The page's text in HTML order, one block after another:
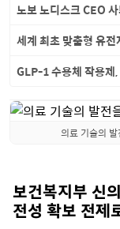
노보 노디스크 CEO
세계 최초 맞춤형 유
GLP-1 수용체 작용제
의료 기술의
보건복지부 신
전성 확보 전제